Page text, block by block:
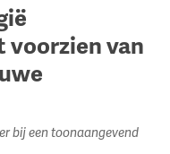
voorzien van
bij een toonaangevend